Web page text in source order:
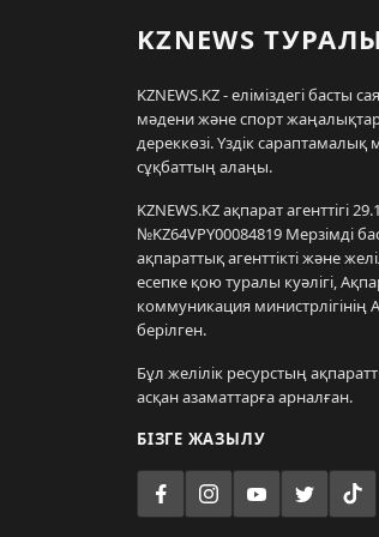
KZNEWS ТУРАЛЫ
KZNEWS.KZ - еліміздегі басты
мәдени және спорт
дереккөзі. Үздік
сұқбаттың алаңы.
KZNEWS.KZ ақпарат агенттігі
№KZ64VPY00084819 Мерзімді
ақпараттық агенттікті және
есепке қою туралы куәлігі,
коммуникация министрлігінің
берілген.
Бұл желілік ресурстың
асқан азаматтарға арналған.
БІЗГЕ ЖАЗЫЛУ